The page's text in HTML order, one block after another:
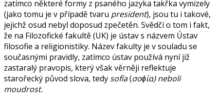
zatímco některé formy z psaného jazyka takřka vymizely
(jako tomu je v případě tvaru president), jsou tu i takové,
jejichž osud nebyl doposud zpečetěn. Svědčí o tom i fakt,
že na Filozofické fakultě (UK) je ústav s názvem Ústav
filosofie a religionistiky. Název fakulty je v souladu se
současnými pravidly, zatímco ústav používá nyní již
zastaralý pravopis, který však věrněji reflektuje
starořecký původ slova, tedy sofía(σοϕία) neboli
moudrost.